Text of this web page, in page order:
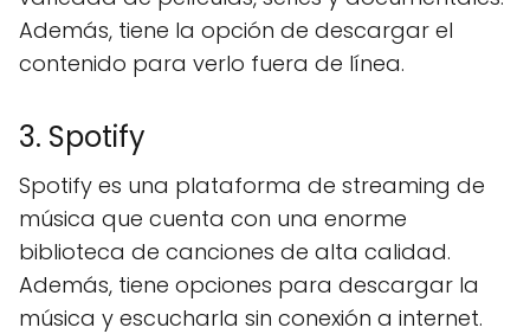
Además, tiene la opción de descargar el
contenido para verlo fuera de línea.
3. Spotify
Spotify es una plataforma de streaming de
música que cuenta con una enorme
biblioteca de canciones de alta calidad.
Además, tiene opciones para descargar la
música y escucharla sin conexión a internet.